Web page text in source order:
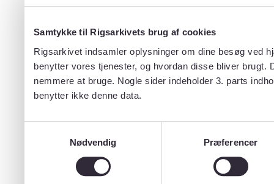
Samtykke til Rigsarkivets brug af cookies
Rigsarkivet indsamler oplysninger om dine besøg ved
benytter vores tjenester, og hvordan disse bliver
nemmere at bruge. Nogle sider indeholder 3. parts
benytter ikke denne data.
Nødvendig
Præferencer